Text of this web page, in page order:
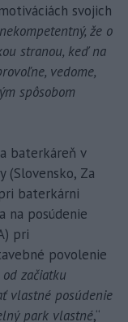
svojich
že o
stranou, keď na
vedome,
spôsobom
baterkáreň v
(Slovensko, Za
baterkárni
na posúdenie
pri
povolenie
začiatku
vlastné posúdenie
park vlastné,“